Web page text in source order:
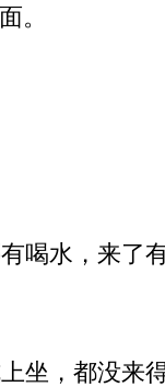
。
喝水，来了
坐，都没来